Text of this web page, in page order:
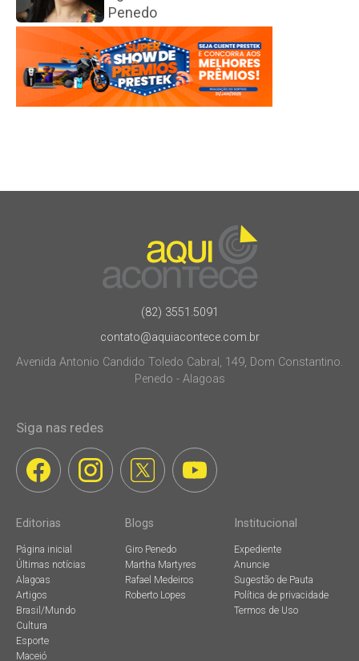
Penedo
(82) 3551.5091
contato@aquiacontece.com.br
Avenida Antonio Candido Toledo Cabral, 149, Dom Constantino.
Penedo - Alagoas
Siga nas redes
Editorias
Página inicial
Últimas notícias
Alagoas
Artigos
Brasil/Mundo
Cultura
Esporte
Maceió
Blogs
Giro Penedo
Martha Martyres
Rafael Medeiros
Roberto Lopes
Institucional
Expediente
Anuncie
Sugestão de Pauta
Política de privacidade
Termos de Uso